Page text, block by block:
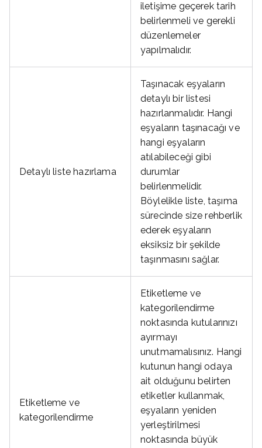
iletişime geçerek tarih
belirlenmeli ve gerekli
düzenlemeler
yapılmalıdır.
Detaylı liste hazırlama
Taşınacak eşyaların
detaylı bir listesi
hazırlanmalıdır. Hangi
eşyaların taşınacağı ve
hangi eşyaların
atılabileceği gibi
durumlar
belirlenmelidir.
Böylelikle liste, taşıma
sürecinde size rehberlik
ederek eşyaların
eksiksiz bir şekilde
taşınmasını sağlar.
Etiketleme ve
kategorilendirme
Etiketleme ve
kategorilendirme
noktasında kutularınızı
ayırmayı
unutmamalısınız. Hangi
kutunun hangi odaya
ait olduğunu belirten
etiketler kullanmak,
eşyaların yeniden
yerleştirilmesi
noktasında büyük